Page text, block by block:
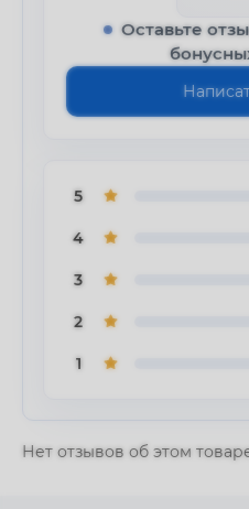
Оставьте
5
4
3
2
1
Нет отзывов об этом